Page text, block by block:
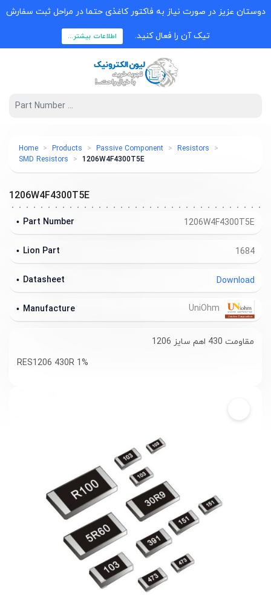
دوستان عزیز در صورت نیاز به فاکتور کاغذی حتما در مراحل ثبت سفارش
تیک آن را فعال کنید. اطلاعات بیشتر...
Home Products Passive Component
Resistors
SMD Resistors
1206W4F4300T5E
1206W4F4300T5E
1206W4F4300T5E
Part Number
1684
Lion Part
Download
Datasheet
Manufacture
مقاومت 430 اهم سایز 1206
RES1206 430R 1%